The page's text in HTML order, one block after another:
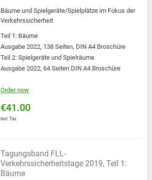
Bäume und Spielgeräte/Spielplätze im Fokus der
Verkehrssicherheit
Teil 1: Bäume
Ausgabe 2022, 138 Seiten, DIN A4 Broschüre
Teil 2: Spielgeräte und Spielräume
Ausgabe 2022, 64 Seiten DIN A4 Broschüre
Order now
€41.00
Incl. Tax
Tagungsband FLL-
Verkehrssicherheitstage 2019, Teil 1:
Bäume